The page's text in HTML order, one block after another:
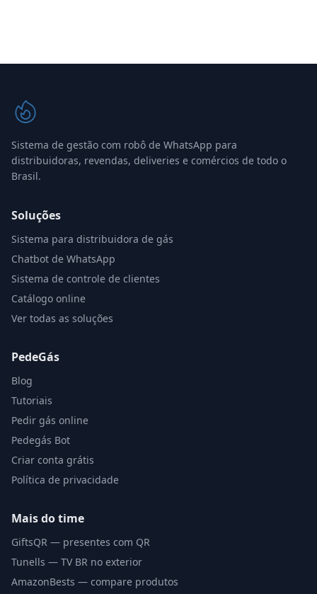
Sistema de gestão com robô de WhatsApp para
distribuidoras, revendas, deliveries e comércios de todo o
Brasil.
Soluções
Sistema para distribuidora de gás
Chatbot de WhatsApp
Sistema de controle de clientes
Catálogo online
Ver todas as soluções
PedeGás
Blog
Tutoriais
Pedir gás online
Pedegás Bot
Criar conta grátis
Política de privacidade
Mais do time
GiftsQR — presentes com QR
Tunells — TV BR no exterior
AmazonBests — compare produtos